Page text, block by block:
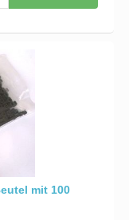
mit 100